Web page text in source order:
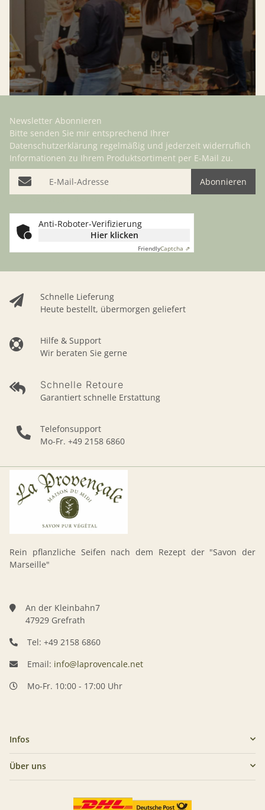
Schnelle Lieferung
Heute bestellt, übermorgen geliefert
Hilfe & Support
Wir beraten Sie gerne
Schnelle Retoure
Garantiert schnelle Erstattung
Telefonsupport
Mo-Fr. +49 2158 6860
Newsletter Abonnieren
Bitte senden Sie mir entsprechend Ihrer
Datenschutzerklärung regelmäßig und jederzeit widerruflich
Informationen zu Ihrem Produktsortiment per E-Mail zu.
E-Mail-Adresse
Abonnieren
Anti-Roboter-Verifizierung
Hier klicken
FriendlyCaptcha ⇗
Rein pflanzliche Seifen nach dem Rezept der "Savon der
Marseille"
An der Kleinbahn7
47929 Grefrath
Tel: +49 2158 6860
Email: info@laprovencale.net
Mo-Fr. 10:00 - 17:00 Uhr
Infos
Über uns